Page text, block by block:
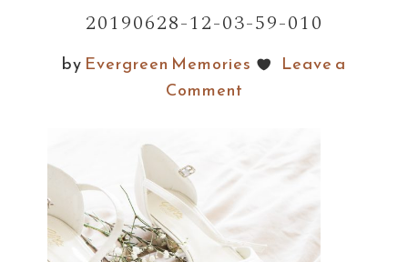
20190628-12-03-59-010
by Evergreen Memories
Leave a
Comment